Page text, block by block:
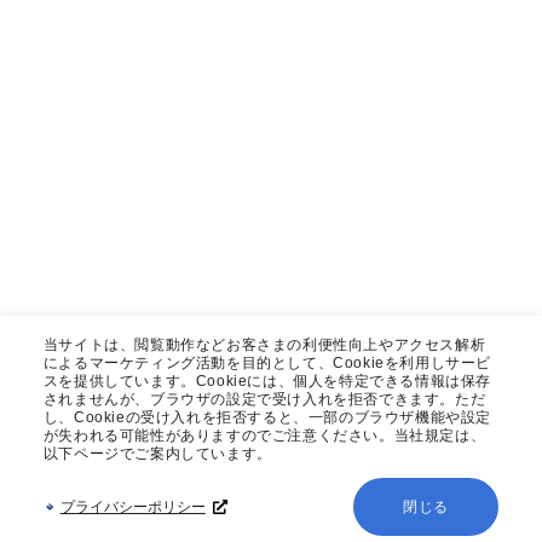
当サイトは、閲覧動作などお客さまの利便性向上やアクセス解析
によるマーケティング活動を目的として、Cookieを利用しサービ
スを提供しています。Cookieには、個人を特定できる情報は保存
されませんが、ブラウザの設定で受け入れを拒否できます。ただ
し、Cookieの受け入れを拒否すると、一部のブラウザ機能や設定
が失われる可能性がありますのでご注意ください。当社規定は、
以下ページでご案内しています。
プライバシーポリシー 閉じる